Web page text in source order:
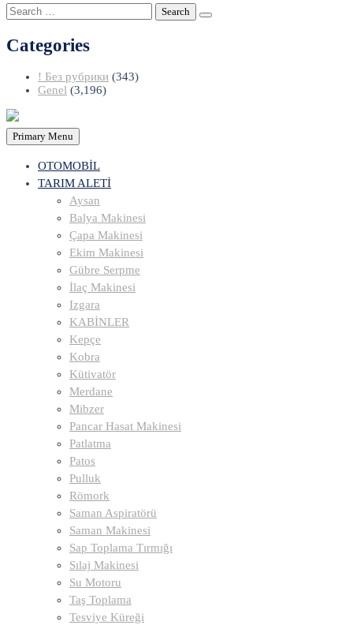
Search
for:
Categories
! Без рубрики (343)
Genel (3,196)
Primary Menu
OTOMOBİL
TARIM ALETİ
Aysan
Balya Makinesi
Çapa Makinesi
Ekim Makinesi
Gübre Serpme
İlaç Makinesi
Izgara
KABİNLER
Kepçe
Kobra
Kütivatör
Merdane
Mibzer
Pancar Hasat Makinesi
Patlatma
Patos
Pulluk
Römork
Saman Aspiratörü
Saman Makinesi
Sap Toplama Tırmığı
Sılaj Makinesi
Su Motoru
Taş Toplama
Tesviye Küreği